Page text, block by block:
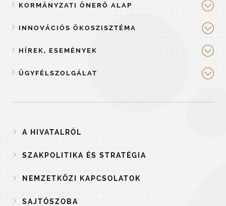
KORMÁNYZATI ÖNERŐ ALAP
INNOVÁCIÓS ÖKOSZISZTÉMA
HÍREK, ESEMÉNYEK
ÜGYFÉLSZOLGÁLAT
A HIVATALRÓL
SZAKPOLITIKA ÉS STRATÉGIA
NEMZETKÖZI KAPCSOLATOK
SAJTÓSZOBA